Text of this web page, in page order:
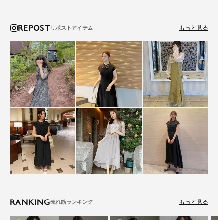
REPOST もっと見る
RANKING もっと見る